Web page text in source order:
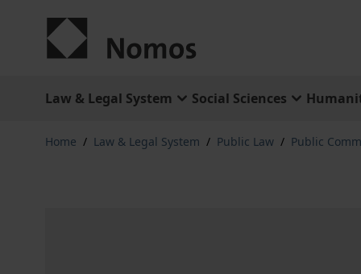
Law & Legal System Social Sciences
Home / Law & Legal System / Public Law / Public